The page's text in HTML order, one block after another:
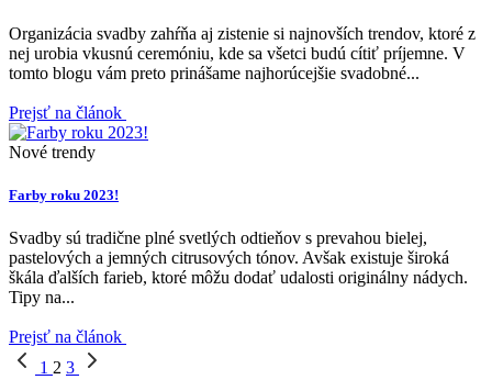
Organizácia svadby zahŕňa aj zistenie si najnovších trendov, ktoré z
nej urobia vkusnú ceremóniu, kde sa všetci budú cítiť príjemne. V
tomto blogu vám preto prinášame najhorúcejšie svadobné...
Prejsť na článok
Nové trendy
Farby roku 2023!
Svadby sú tradične plné svetlých odtieňov s prevahou bielej,
pastelových a jemných citrusových tónov. Avšak existuje široká
škála ďalších farieb, ktoré môžu dodať udalosti originálny nádych.
Tipy na...
Prejsť na článok
1 2 3